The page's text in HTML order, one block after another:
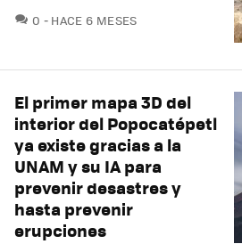
0 COMENTARIOS
HACE 6 MESES
El primer mapa 3D del
interior del Popocatépetl
ya existe gracias a la
UNAM y su IA para
prevenir desastres y
hasta prevenir
erupciones